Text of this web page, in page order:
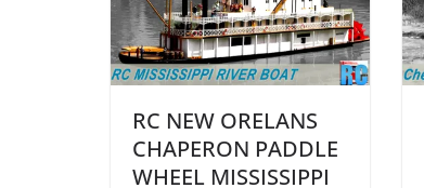
RC NEW ORELANS
CHAPERON PADDLE
WHEEL MISSISSIPPI